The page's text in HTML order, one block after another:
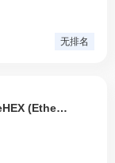
无排名
eHEX (Ethereum)